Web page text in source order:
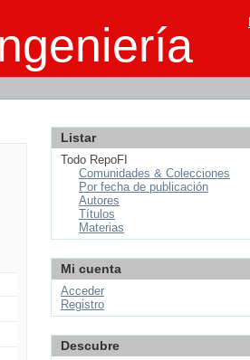
Listar
Todo RepoFI
Comunidades & Colecciones
Por fecha de publicación
Autores
Títulos
Materias
Mi cuenta
Acceder
Registro
Descubre